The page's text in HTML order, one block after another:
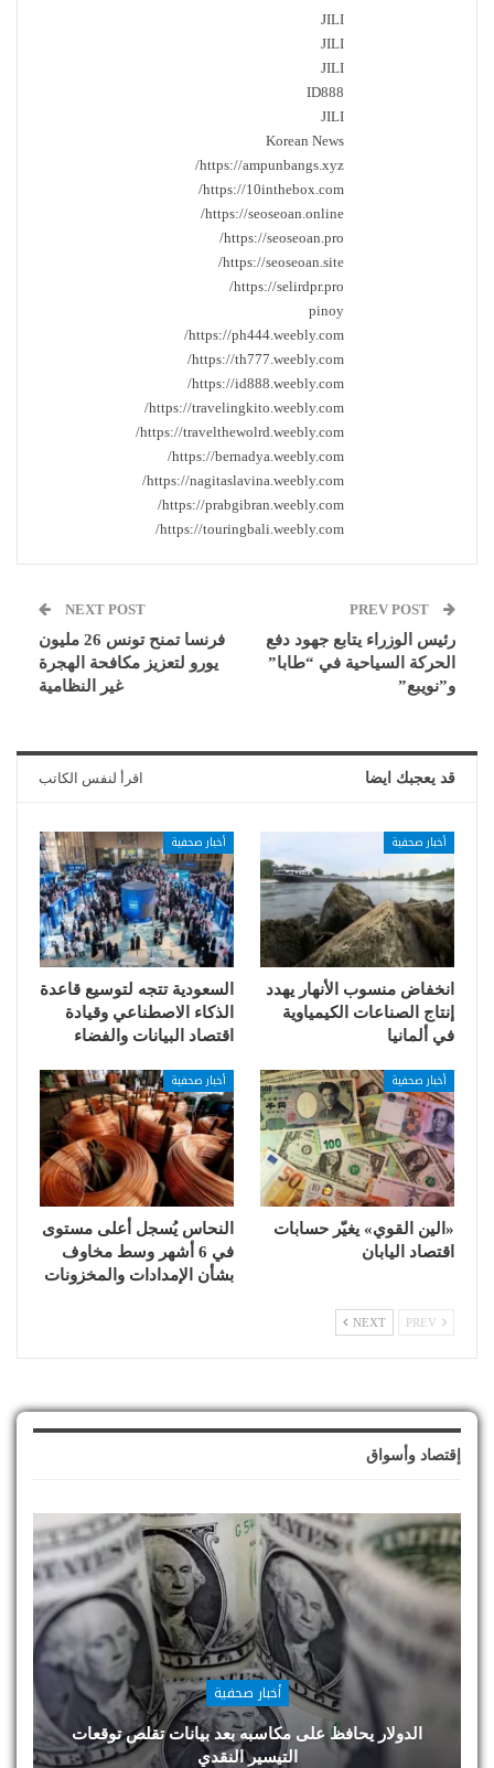
JILI
JILI
JILI
ID888
JILI
Korean News
https://ampunbangs.xyz/
https://10inthebox.com/
https://seoseoan.online/
https://seoseoan.pro/
https://seoseoan.site/
https://selirdpr.pro/
pinoy
https://ph444.weebly.com/
https://th777.weebly.com/
https://id888.weebly.com/
https://travelingkito.weebly.com/
https://travelthewolrd.weebly.com/
https://bernadya.weebly.com/
https://nagitaslavina.weebly.com/
https://prabgibran.weebly.com/
https://touringbali.weebly.com/
رئيس الوزراء يتابع جهود دفع
الحركة السياحية في “طابا”
و”نويبع”
NEXT POST
فرنسا تمنح تونس 26 مليون
يورو لتعزيز مكافحة الهجرة
غير النظامية
قد يعجبك ايضا اقرأ لنفس الكاتب
أخبار صحفية
انخفاض منسوب الأنهار يهدد
إنتاج الصناعات الكيمياوية
في ألمانيا
أخبار صحفية
السعودية تتجه لتوسيع قاعدة
الذكاء الاصطناعي وقيادة
اقتصاد البيانات والفضاء
أخبار صحفية
«الين القوي» يغيّر حسابات
اقتصاد اليابان
أخبار صحفية
النحاس يُسجل أعلى مستوى
في 6 أشهر وسط مخاوف
بشأن الإمدادات والمخزونات
NEXT
إقتصاد وأسواق
أخبار صحفية
الدولار يحافظ على مكاسبه بعد بيانات تقلص توقعات
التيسير النقدي